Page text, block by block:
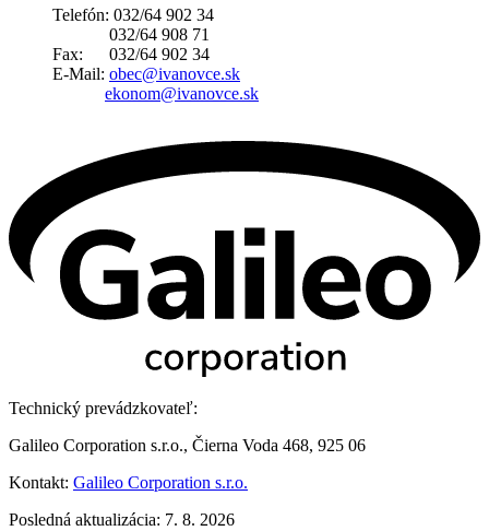
Telefón: 032/64 902 34
032/64 908 71
Fax: 032/64 902 34
E-Mail: obec@ivanovce.sk
ekonom@ivanovce.sk
Technický prevádzkovateľ:
Galileo Corporation s.r.o., Čierna Voda 468, 925 06
Kontakt: Galileo Corporation s.r.o.
Posledná aktualizácia: 7. 8. 2026